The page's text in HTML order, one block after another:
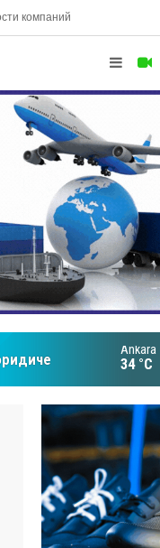
компаний
Азии
Ankara
34 °C